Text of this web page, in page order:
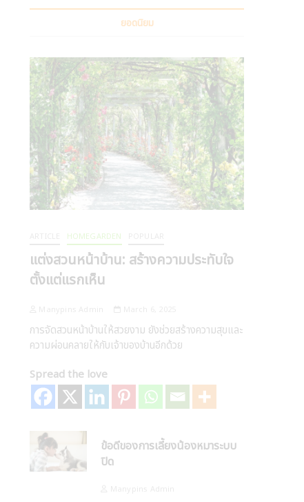
ยอดนิยม
HOMEGARDEN
แต่งสวนหน้าบ้าน: สร้างความประทับใจ
ตั้งแต่แรกเห็น
การจัดสวนหน้าบ้านให้สวยงาม ยังช่วยสร้างความสุขและ
ความผ่อนคลายให้กับเจ้าของบ้านอีกด้วย
Spread the love
ข้อดีของการเลี้ยงน้องหมาระบบ
ปิด